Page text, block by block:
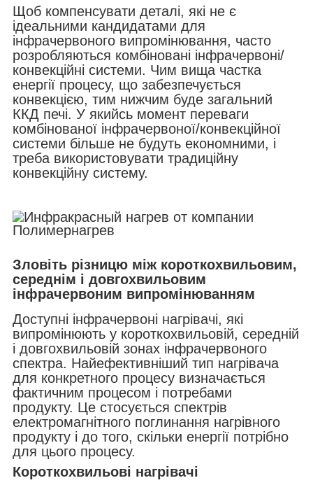
Щоб компенсувати деталі, які не є
ідеальними кандидатами для
інфрачервоного випромінювання, часто
розробляються комбіновані інфрачервоні/
конвекційні системи. Чим вища частка
енергії процесу, що забезпечується
конвекцією, тим нижчим буде загальний
ККД печі. У якийсь момент переваги
комбінованої інфрачервоної/конвекційної
системи більше не будуть економними, і
треба використовувати традиційну
конвекційну систему.
Зловіть різницю між короткохвильовим,
середнім і довгохвильовим
інфрачервоним випромінюванням
Доступні інфрачервоні нагрівачі, які
випромінюють у короткохвильовій, середній
і довгохвильовій зонах інфрачервоного
спектра. Найефективніший тип нагрівача
для конкретного процесу визначається
фактичним процесом і потребами
продукту. Це стосується спектрів
електромагнітного поглинання нагрівного
продукту і до того, скільки енергії потрібно
для цього процесу.
Короткохвильові нагрівачі